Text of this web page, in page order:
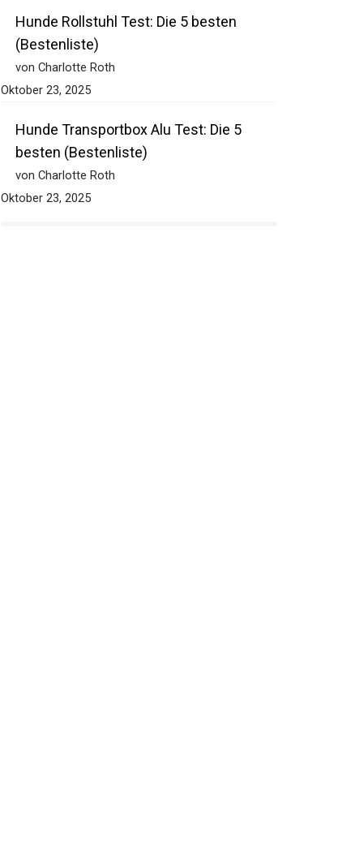
Hunde Rollstuhl Test: Die 5 besten
(Bestenliste)
von Charlotte Roth
Oktober 23, 2025
Hunde Transportbox Alu Test: Die 5
besten (Bestenliste)
von Charlotte Roth
Oktober 23, 2025